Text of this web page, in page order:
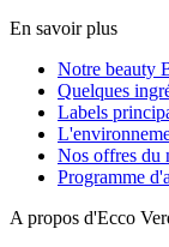
En savoir plus
Notre beauty
Quelques
Labels
Nos offres du
Programme
A propos d'Ecco